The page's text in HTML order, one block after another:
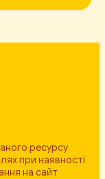
ресурсу
при наявності
на сайт